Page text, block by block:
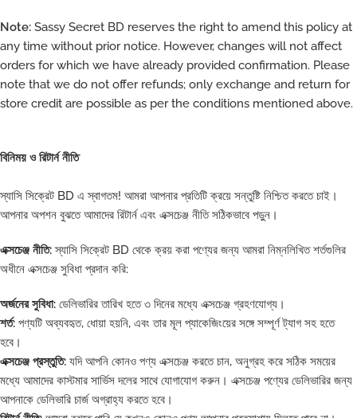
Note: Sassy Secret BD reserves the right to amend this policy at
any time without prior notice. However, changes will not affect
orders for which we have already provided confirmation. Please
note that we do not offer refunds; only exchange and return for
store credit are possible as per the conditions mentioned above.
বিনিময় ও রিটার্ন নীতি
স্যাসি সিক্রেট BD এ স্বাগতম! আমরা আপনার প্রতিটি ক্রয়ে সন্তুষ্টি নিশ্চিত করতে চাই।
আপনার অপশন বুঝতে আমাদের রিটার্ন এবং এক্সচেঞ্জ নীতি সঠিকভাবে পড়ুন।
এক্সচেঞ্জ নীতি: স্যাসি সিক্রেট BD থেকে ক্রয় করা পণ্যের জন্য আমরা নিম্নলিখিত শর্তগুলির
অধীনে এক্সচেঞ্জ সুবিধা প্রদান করি:
অর্জনের সুবিধা: ডেলিভারির তারিখ হতে ৩ দিনের মধ্যে এক্সচেঞ্জ গ্রহণযোগ্য।
শর্ত: পণ্যটি অব্যবহৃত, ধোয়া হয়নি, এবং তার মূল প্যাকেজিংয়ের সঙ্গে সম্পূর্ণ ট্যাগ সহ হতে
হবে।
এক্সচেঞ্জ প্রস্তুতি: যদি আপনি কোনও পণ্য এক্সচেঞ্জ করতে চান, অনুগ্রহ করে সঠিক সময়ের
মধ্যে আমাদের কাস্টমার সার্ভিস দলের সাথে যোগাযোগ করুন। এক্সচেঞ্জ পণ্যের ডেলিভারির জন্য
আপনাকে ডেলিভারি চার্জ অগ্রাহ্য করতে হবে।